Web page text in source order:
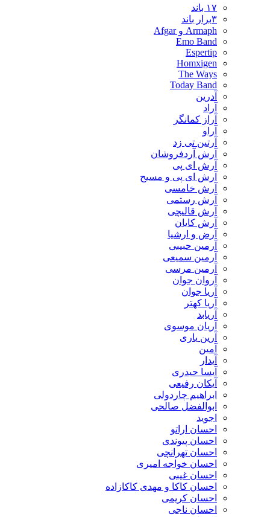
۱۷ باند
۳برار باند
Armaph و Afgar
Emo Band
Espertip
Homxigen
The Ways
Today Band
آدرین
آراد
آراز کمانگر
آراو
آرتین تی زد
آرش آردفروشان
آرش ای پی
آرش ای پی و مسیح
آرش خامسی
آرش رستمی
آرش قالیچی
آرش کایان
​آرض و ارشیا
آرمین حبیبی
آرمین سمیعی
آرمین مرسی
آروان جوان
آریا جوان
آریا کهتر
آریابد
آریان موسوی
آرین یاری
آمین
آیدار
آیسا حیدری
آیکان رفیعی
ابراهیم چاردولی
ابوالفضل صالحی
اجوید
احسان اراتو
احسان پیوندی
احسان تهرانچی
احسان خواجه امیری
احسان غیبی
احسان کاکا و مهدی کاکازاده
احسان کریمی
احسان ناجی